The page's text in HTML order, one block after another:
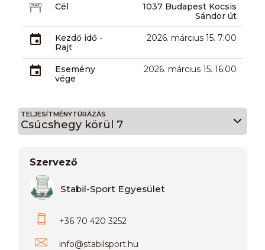
Cél
1037 Budapest Kocsis
Sándor út
Kezdő idő -
Rajt
2026. március 15. 7:00
Esemény
vége
2026. március 15. 16:00
TELJESÍTMÉNYTÚRÁZÁS
Csúcshegy körül 7
Szervező
Stabil-Sport Egyesület
+36 70 420 3252
info@stabilsport.hu